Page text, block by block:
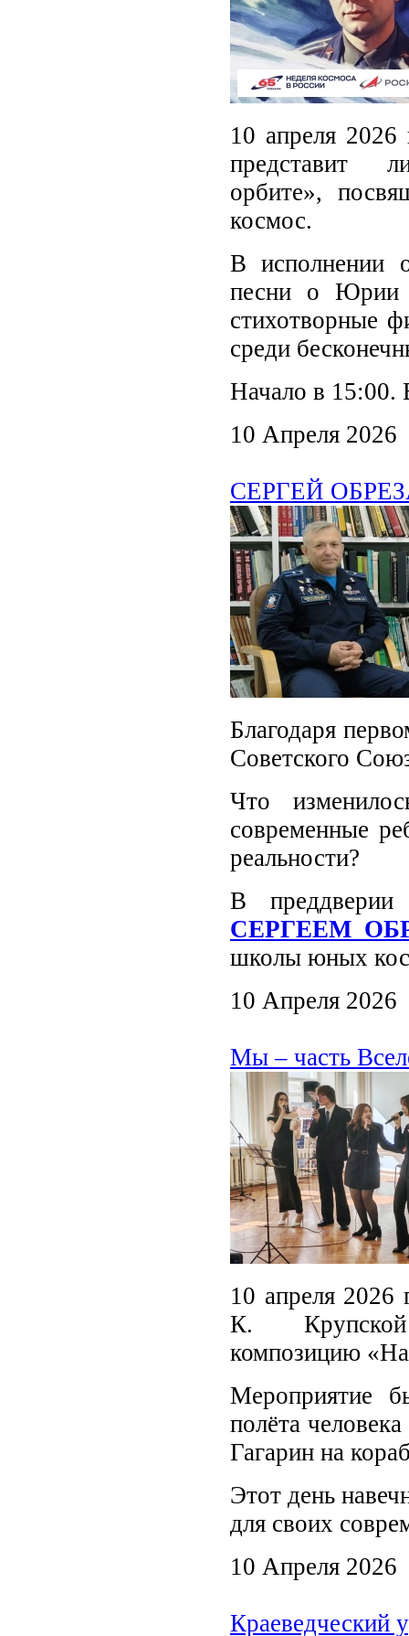
10 апреля
представит
орбите»,
космос.
В исполнении
песни о Юрии
стихотворные
среди
Начало в 15:00.
10 Апреля 2026
СЕРГЕЙ
Благодаря
Советского
Что
современные
реальности?
В
СЕРГЕЕМ
школы юных
10 Апреля 2026
Мы – часть
10 апреля 2026
К. Крупской
композицию
Мероприятие
полёта
Гагарин на
Этот день
для своих
10 Апреля 2026
Краеведческий